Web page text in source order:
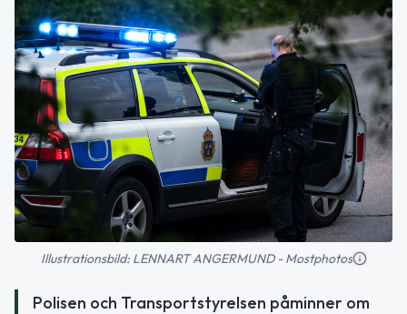
Illustrationsbild: LENNART ANGERMUND - Mostphotos
Polisen och Transportstyrelsen påminner om